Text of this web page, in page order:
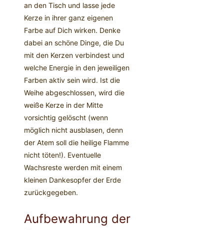
an den Tisch und lasse jede
Kerze in ihrer ganz eigenen
Farbe auf Dich wirken. Denke
dabei an schöne Dinge, die Du
mit den Kerzen verbindest und
welche Energie in den jeweiligen
Farben aktiv sein wird. Ist die
Weihe abgeschlossen, wird die
weiße Kerze in der Mitte
vorsichtig gelöscht (wenn
möglich nicht ausblasen, denn
der Atem soll die heilige Flamme
nicht töten!). Eventuelle
Wachsreste werden mit einem
kleinen Dankesopfer der Erde
zurückgegeben.
Aufbewahrung der